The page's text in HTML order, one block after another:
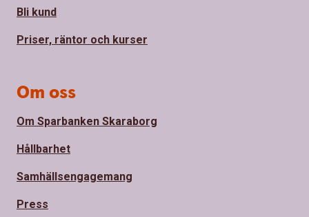
Bli kund
Priser, räntor och kurser
Om oss
Om Sparbanken Skaraborg
Hållbarhet
Samhällsengagemang
Press